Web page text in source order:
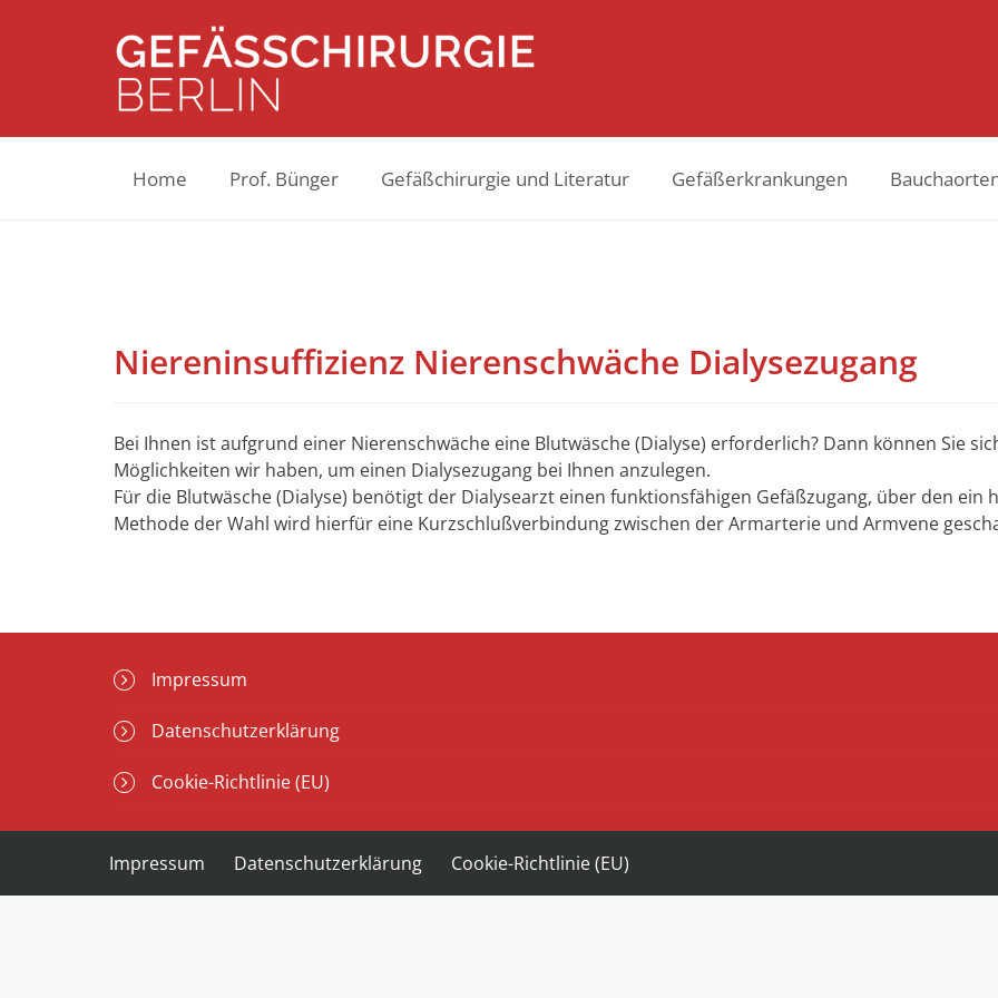
Home Prof. Bünger Gefäßchirurgie und Literatur Gefäßerkrankungen
Niereninsuffizienz Nierenschwäche Dialysezugang
Bei Ihnen ist aufgrund einer Nierenschwäche eine Blutwäsche (Dialyse) erforderlich? Dann können Sie
Möglichkeiten wir haben, um einen Dialysezugang bei Ihnen anzulegen.
Für die Blutwäsche (Dialyse) benötigt der Dialysearzt einen funktionsfähigen Gefäßzugang, über den ein
Methode der Wahl wird hierfür eine Kurzschlußverbindung zwischen der Armarterie und Armvene
Impressum
Datenschutzerklärung
Cookie-Richtlinie (EU)
Impressum Datenschutzerklärung Cookie-Richtlinie (EU)